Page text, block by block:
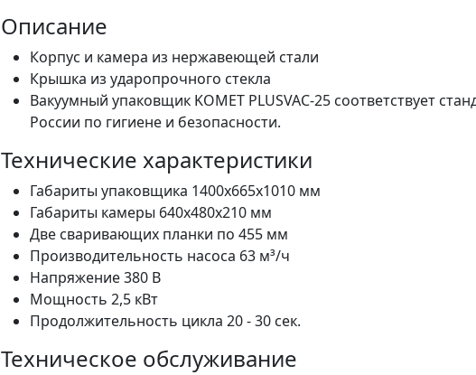
Описание
Корпус и камера из нержавеющей стали
Крышка из ударопрочного стекла
Вакуумный упаковщик KOMET PLUSVAC-25 соответствует
России по гигиене и безопасности.
Технические характеристики
Габариты упаковщика 1400х665х1010 мм
Габариты камеры 640х480х210 мм
Две сваривающих планки по 455 мм
Производительность насоса 63 м³/ч
Напряжение 380 В
Мощность 2,5 кВт
Продолжительность цикла 20 - 30 сек.
Техническое обслуживание